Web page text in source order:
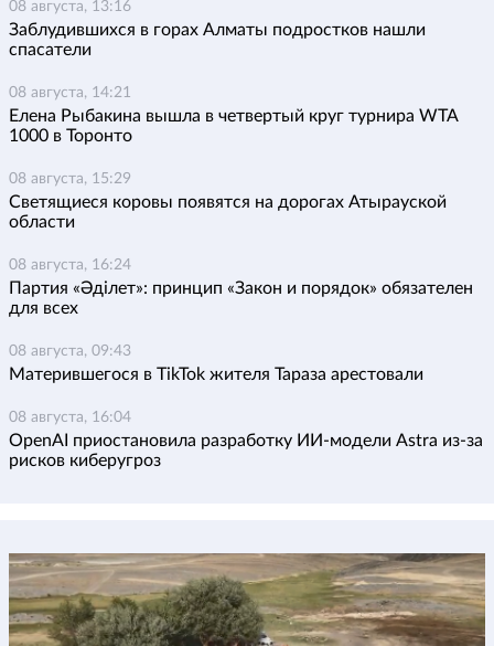
08 августа, 13:16
Заблудившихся в горах Алматы подростков нашли
спасатели
08 августа, 14:21
Елена Рыбакина вышла в четвертый круг турнира WTA
1000 в Торонто
08 августа, 15:29
Светящиеся коровы появятся на дорогах Атырауской
области
08 августа, 16:24
Партия «Әділет»: принцип «Закон и порядок» обязателен
для всех
08 августа, 09:43
Матерившегося в TikTok жителя Тараза арестовали
08 августа, 16:04
OpenAI приостановила разработку ИИ-модели Astra из-за
рисков киберугроз